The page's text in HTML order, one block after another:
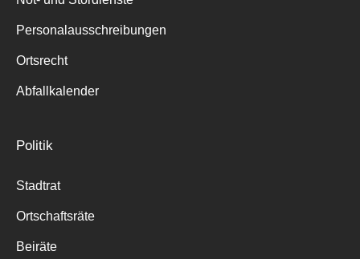
Personalausschreibungen
Ortsrecht
Abfallkalender
Politik
Stadtrat
Ortschaftsräte
Beiräte